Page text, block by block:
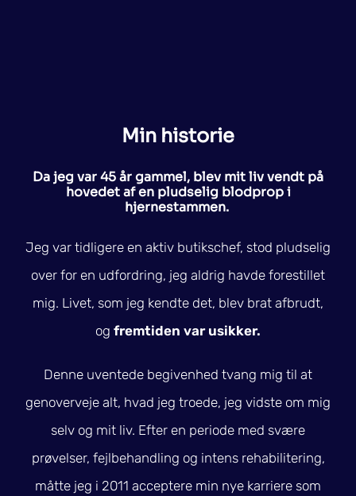
Min historie
Da jeg var 45 år gammel, blev mit liv vendt på
hovedet af en pludselig blodprop i
hjernestammen.
Jeg var tidligere en aktiv butikschef, stod pludselig
over for en udfordring, jeg aldrig havde forestillet
mig. Livet, som jeg kendte det, blev brat afbrudt,
og fremtiden var usikker.
Denne uventede begivenhed tvang mig til at
genoverveje alt, hvad jeg troede, jeg vidste om mig
selv og mit liv. Efter en periode med svære
prøvelser, fejlbehandling og intens rehabilitering,
måtte jeg i 2011 acceptere min nye karriere som